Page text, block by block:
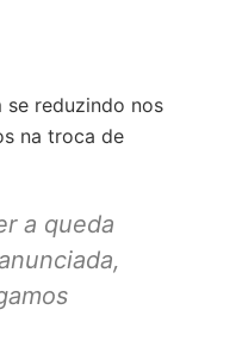
se reduzindo nos
na troca de
a queda